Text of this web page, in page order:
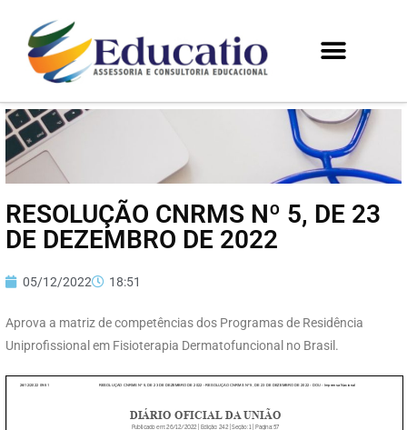
RESOLUÇÃO CNRMS Nº 5, DE 23
DE DEZEMBRO DE 2022
05/12/2022 18:51
Aprova a matriz de competências dos Programas de Residência
Uniprofissional em Fisioterapia Dermatofuncional no Brasil.